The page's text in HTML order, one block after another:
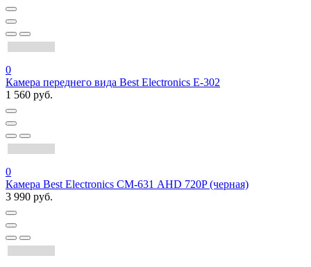
0
Камера переднего вида Best Electronics Е-302
1 560 руб.
0
Камера Best Electronics СМ-631 AHD 720P (черная)
3 990 руб.